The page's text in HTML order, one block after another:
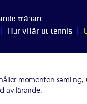
tränare
Hur vi lär ut tennis
momenten
av lärande.